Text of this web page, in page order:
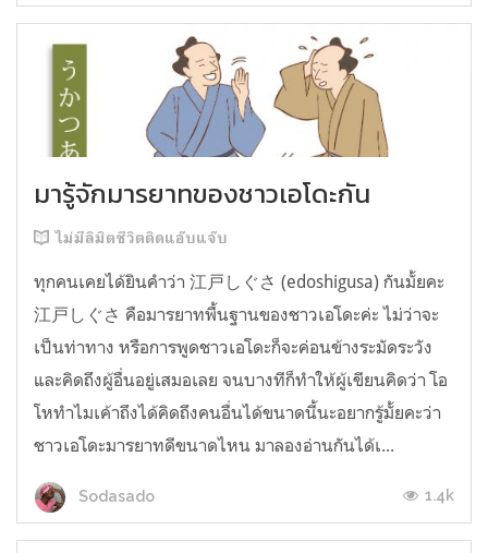
มารู้จักมารยาทของชาวเอโดะกัน
ไม่มีลิมิตชีวิตติดแอ๊บแจ๊บ
ทุกคนเคยได้ยินคำว่า 江戸しぐさ (edoshigusa) กันมั้ยคะ
江戸しぐさ คือมารยาทพื้นฐานของชาวเอโดะค่ะ ไม่ว่าจะ
เป็นท่าทาง หรือการพูดชาวเอโดะก็จะค่อนข้างระมัดระวัง
และคิดถึงผู้อื่นอยู่เสมอเลย จนบางทีก็ทำให้ผู้เขียนคิดว่า โอ
โหทำไมเค้าถึงได้คิดถึงคนอื่นได้ขนาดนี้นะอยากรู้มั้ยคะว่า
ชาวเอโดะมารยาทดีขนาดไหน มาลองอ่านกันได้เ...
Sodasado 1.4k